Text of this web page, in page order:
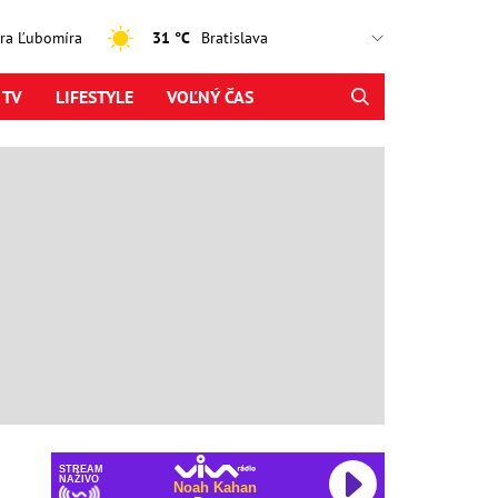
Ľubomíra 31 °C
LIFESTYLE VOĽNÝ ČAS
STREAM
NAŽIVO
Noah Kahan